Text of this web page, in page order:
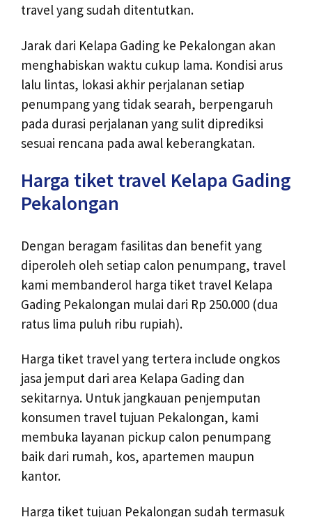
travel yang sudah ditentutkan.
Jarak dari Kelapa Gading ke Pekalongan akan
menghabiskan waktu cukup lama. Kondisi arus
lalu lintas, lokasi akhir perjalanan setiap
penumpang yang tidak searah, berpengaruh
pada durasi perjalanan yang sulit diprediksi
sesuai rencana pada awal keberangkatan.
Harga tiket travel Kelapa Gading
Pekalongan
Dengan beragam fasilitas dan benefit yang
diperoleh oleh setiap calon penumpang, travel
kami membanderol harga tiket travel Kelapa
Gading Pekalongan mulai dari Rp 250.000 (dua
ratus lima puluh ribu rupiah).
Harga tiket travel yang tertera include ongkos
jasa jemput dari area Kelapa Gading dan
sekitarnya. Untuk jangkauan penjemputan
konsumen travel tujuan Pekalongan, kami
membuka layanan pickup calon penumpang
baik dari rumah, kos, apartemen maupun
kantor.
Harga tiket tujuan Pekalongan sudah termasuk